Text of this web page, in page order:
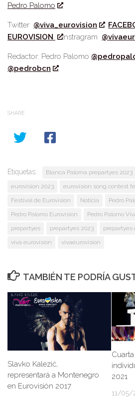
Pedro Palomo
Twitter @viva_eurovision
EUROVISION
Instragram
Redactor: Pedro Palomo
@pedrobcn
SHARE
Etiquetas: Blanca Paloma prepartyes 2023
eurovision 2023
eurovision song contest
Festival de Eurovisión
Noticia
Pedro
Pedro Palomo Eurovision
Pedro Palomo
prepartyes
prepartyes 2023
prepartyes
viva eurovision
vivaeurovision
TAMBIÉN TE PODRÍA
Slavko Kalezić,
representará a Montenegro
en Eurovisión 2017
2021
11/05/